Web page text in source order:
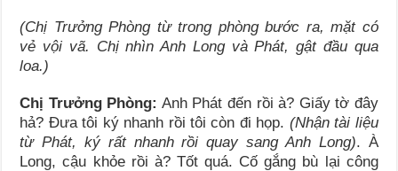
(Chị Trưởng Phòng từ trong phòng bước ra, mặt có
vẻ vội vã. Chị nhìn Anh Long và Phát, gật đầu qua
loa.)
Chị Trưởng Phòng: Anh Phát đến rồi à? Giấy tờ đây
hả? Đưa tôi ký nhanh rồi tôi còn đi họp. (Nhận tài liệu
từ Phát, ký rất nhanh rồi quay sang Anh Long). À
Long, cậu khỏe rồi à? Tốt quá. Cố gắng bù lại công